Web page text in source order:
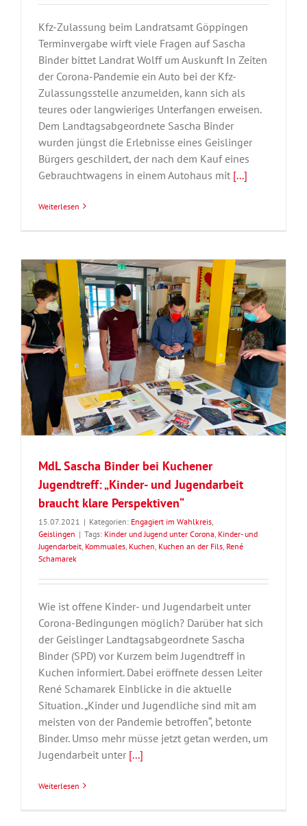
Kfz-Zulassung beim Landratsamt Göppingen
Terminvergabe wirft viele Fragen auf Sascha
Binder bittet Landrat Wolff um Auskunft In Zeiten
der Corona-Pandemie ein Auto bei der Kfz-
Zulassungsstelle anzumelden, kann sich als
teures oder langwieriges Unterfangen erweisen.
Dem Landtagsabgeordnete Sascha Binder
wurden jüngst die Erlebnisse eines Geislinger
Bürgers geschildert, der nach dem Kauf eines
Gebrauchtwagens in einem Autohaus mit [...]
Weiterlesen
MdL Sascha Binder bei Kuchener
Jugendtreff: „Kinder- und Jugendarbeit
braucht klare Perspektiven“
15.07.2021 | Kategorien: Engagiert im Wahlkreis
Geislingen | Tags: Kinder und Jugend unter Corona Kinder- und
Jugendarbeit Kommuales Kuchen Kuchen an der Fils René
Schamarek
Wie ist offene Kinder- und Jugendarbeit unter
Corona-Bedingungen möglich? Darüber hat sich
der Geislinger Landtagsabgeordnete Sascha
Binder (SPD) vor Kurzem beim Jugendtreff in
Kuchen informiert. Dabei eröffnete dessen Leiter
René Schamarek Einblicke in die aktuelle
Situation. „Kinder und Jugendliche sind mit am
meisten von der Pandemie betroffen“, betonte
Binder. Umso mehr müsse jetzt getan werden, um
Jugendarbeit unter [...]
Weiterlesen